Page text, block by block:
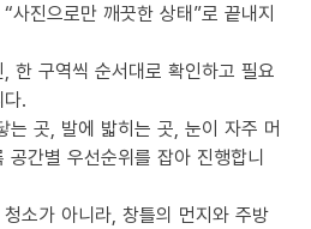
사진으로만 깨끗한 상태”로 끝내지
한 구역씩 순서대로 확인하고 필요
.
는 곳, 발에 밟히는 곳, 눈이 자주 머
간별 우선순위를 잡아 진행합니
소가 아니라, 창틀의 먼지와 주방